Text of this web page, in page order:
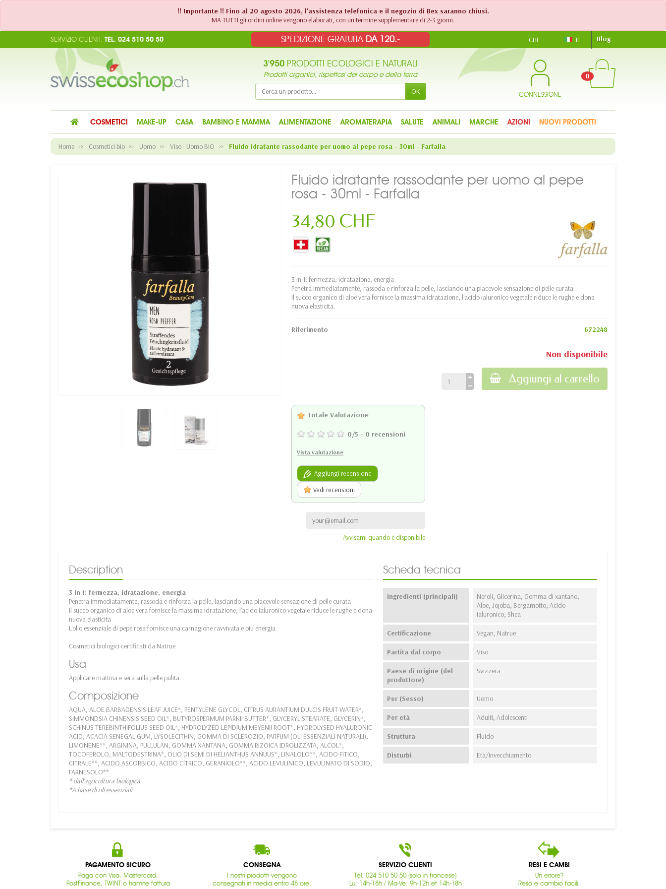
!! Importante !! Fino al 20 agosto 2026, l'assistenza telefonica e il negozio di Bex saranno chiusi.
MA TUTTI gli ordini online vengono elaborati, con un termine supplementare di 2-3 giorni.
SPEDIZIONE GRATUITA DA 120.-
SERVIZIO CLIENTI: TEL. 024 510 50 50 CHF IT Blog
3'950 PRODOTTI ECOLOGICI E NATURALI
Prodotti organici, rispettosi del corpo e della terra
OK CONNESSIONE
0
COSMETICI MAKE-UP CASA BAMBINO E MAMMA ALIMENTAZIONE AROMATERAPIA SALUTE ANIMALI MARCHE AZIONI NUOVI PRODOTTI
Home Cosmetici bio Uomo Viso - Uomo BIO Fluido idratante rassodante per uomo al pepe rosa - 30ml - Farfalla
Fluido idratante rassodante per uomo al pepe
rosa - 30ml - Farfalla
34,80 CHF
3 in 1: fermezza, idratazione, energia
Penetra immediatamente, rassoda e rinforza la pelle, lasciando una piacevole sensazione di pelle curata
Il succo organico di aloe vera fornisce la massima idratazione, l'acido ialuronico vegetale riduce le rughe e dona
nuova elasticità.
Riferimento 672248
Non disponibile
Aggiungi al carrello
Totale Valutazione:
0/5 - 0 recensioni
Vista valutazione
Aggiungi recensione
Vedi recensioni
Avvisami quando è disponibile
Description
3 in 1: fermezza, idratazione, energia
Penetra immediatamente, rassoda e rinforza la pelle, lasciando una piacevole sensazione di pelle curata
Il succo organico di aloe vera fornisce la massima idratazione, l'acido ialuronico vegetale riduce le rughe e dona
nuova elasticità
L'olio essenziale di pepe rosa fornisce una carnagione ravvivata e più energia
Cosmetici biologici certificati da Natrue
Usa
Applicare mattina e sera sulla pelle pulita
Composizione
AQUA, ALOE BARBADENSIS LEAF JUICE*, PENTYLENE GLYCOL, CITRUS AURANTIUM DULCIS FRUIT WATER*,
SIMMONDSIA CHINENSIS SEED OIL*, BUTYROSPERMUM PARKII BUTTER*, GLYCERYL STEARATE, GLYCERIN*,
SCHINUS TEREBINTHIFOLIUS SEED OIL*, HYDROLYZED LEPIDIUM MEYENII ROOT*, HYDROLYSED HYALURONIC
ACID, ACACIA SENEGAL GUM, LYSOLECITHIN, GOMMA DI SCLEROZIO, PARFUM (OLI ESSENZIALI NATURALI),
LIMONENE**, ARGININA, PULLULAN, GOMMA XANTANA, GOMMA RIZOICA IDROLIZZATA, ALCOL*,
TOCOFEROLO, MALTODESTRINA*, OLIO DI SEMI DI HELIANTHUS ANNUUS*, LINALOLO**, ACIDO FITICO,
CITRALE**, ACIDO ASCORBICO, ACIDO CITRICO, GERANIOLO**, ACIDO LEVULINICO, LEVULINATO DI SODIO,
FARNESOLO**.
* dall'agricoltura biologica
*A base di oli essenziali.
Scheda tecnica
Ingredienti (principali)
Neroli, Glicerina, Gomma di xantano,
Aloe, Jojoba, Bergamotto, Acido
ialuronico, Shea
Certificazione Vegan, Natrue
Partita dal corpo Viso
Paese di origine (del
produttore)
Svizzera
Per (Sesso) Uomo
Per età Adulti, Adolescenti
Struttura Fluido
Disturbi Età/Invecchiamento
PAGAMENTO SICURO
Paga con Visa, Mastercard,
PostFinance, TWINT o tramite fattura
CONSEGNA
I nostri prodotti vengono
consegnati in media entro 48 ore.
SERVIZIO CLIENTI
Tél. 024 510 50 50 (solo in francese)
Lu: 14h-18h / Ma-Ve: 9h-12h et 14h-18h
RESI E CAMBI
Un errore?
Reso e cambio facili.